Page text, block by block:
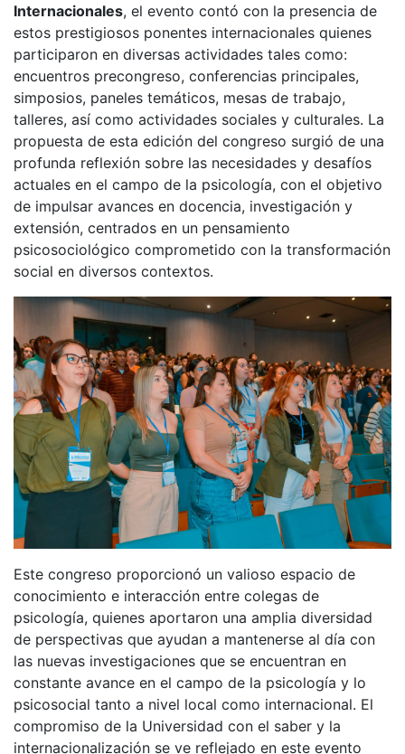
Internacionales, el evento contó con la presencia de
estos prestigiosos ponentes internacionales quienes
participaron en diversas actividades tales como:
encuentros precongreso, conferencias principales,
simposios, paneles temáticos, mesas de trabajo,
talleres, así como actividades sociales y culturales. La
propuesta de esta edición del congreso surgió de una
profunda reflexión sobre las necesidades y desafíos
actuales en el campo de la psicología, con el objetivo
de impulsar avances en docencia, investigación y
extensión, centrados en un pensamiento
psicosociológico comprometido con la transformación
social en diversos contextos.
Este congreso proporcionó un valioso espacio de
conocimiento e interacción entre colegas de
psicología, quienes aportaron una amplia diversidad
de perspectivas que ayudan a mantenerse al día con
las nuevas investigaciones que se encuentran en
constante avance en el campo de la psicología y lo
psicosocial tanto a nivel local como internacional. El
compromiso de la Universidad con el saber y la
internacionalización se ve reflejado en este evento